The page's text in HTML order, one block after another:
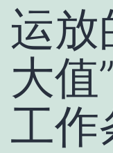
运放
大值
工作